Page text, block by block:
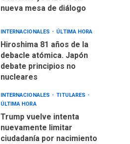
nueva mesa de diálogo
INTERNACIONALES ÚLTIMA HORA
Hiroshima 81 años de la
debacle atómica. Japón
debate principios no
nucleares
INTERNACIONALES
TITULARES
ÚLTIMA HORA
Trump vuelve intenta
nuevamente limitar
ciudadanía por nacimiento